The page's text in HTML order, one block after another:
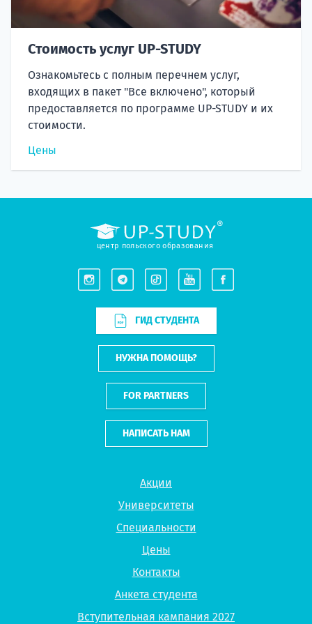
Стоимость услуг UP-STUDY
Ознакомьтесь с полным перечнем услуг,
входящих в пакет "Все включено", который
предоставляется по программе UP-STUDY и их
стоимости.
Цены
Акции
Университеты
Специальности
Цены
Контакты
Анкета студента
Вступительная кампания 2027
центр польского образования
ГИД СТУДЕНТА
НУЖНА ПОМОЩЬ?
FOR PARTNERS
НАПИСАТЬ НАМ